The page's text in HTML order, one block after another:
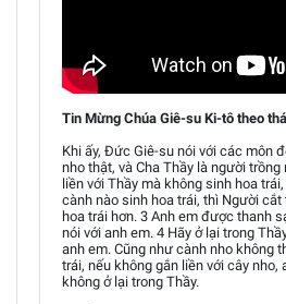
Tin Mừng Chúa Giê-su Ki-tô theo
Khi ấy, Đức Giê-su nói với các môn
nho thật, và Cha Thầy là người trồng
liền với Thầy mà không sinh hoa
cành nào sinh hoa trái, thì Người
hoa trái hơn. 3 Anh em được thanh
nói với anh em. 4 Hãy ở lại trong
anh em. Cũng như cành nho không
trái, nếu không gắn liền với cây nho,
không ở lại trong Thầy.